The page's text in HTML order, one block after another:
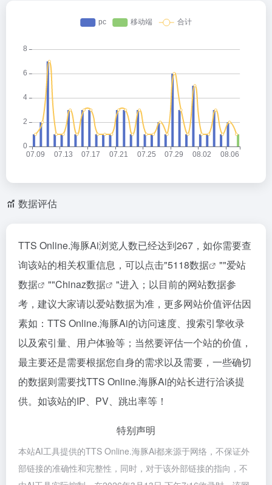
数据评估
TTS Online.海豚Ai浏览人数已经达到267，如你需要查
询该站的相关权重信息，可以点击"5118数据 ""爱站
数据
""Chinaz数据
"进入；以目前的网站数据参
考，建议大家请以爱站数据为准，更多网站价值评估因
素如：TTS Online.海豚Ai的访问速度、搜索引擎收录
以及索引量、用户体验等；当然要评估一个站的价值，
最主要还是需要根据您自身的需求以及需要，一些确切
的数据则需要找TTS Online.海豚Ai的站长进行洽谈提
供。如该站的IP、PV、跳出率等！
特别声明
本站AI工具提供的TTS Online.海豚Ai都来源于网络，不保证外
部链接的准确性和完整性，同时，对于该外部链接的指向，不